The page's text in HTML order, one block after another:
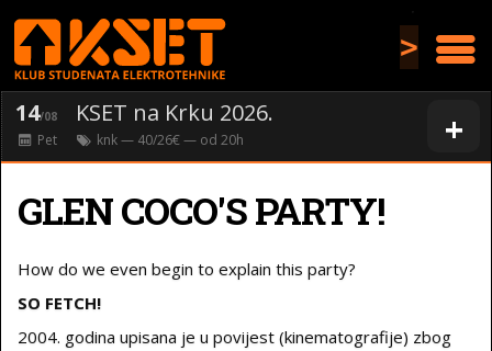
>
+
14/08 KSET na Krku 2026.
Pet knk— 40/26€ — od 20h
GLEN COCO'S PARTY!
How do we even begin to explain this party?
SO FETCH!
2004. godina upisana je u povijest (kinematografije) zbog